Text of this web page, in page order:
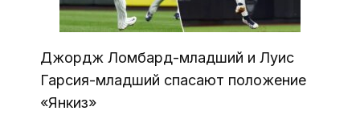
Джордж Ломбард-младший и Луис
Гарсия-младший спасают положение
«Янкиз»